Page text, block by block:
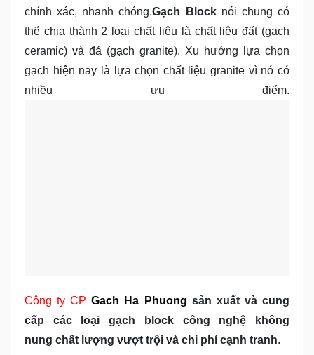
chính xác, nhanh chóng.Gạch Blocknói chung có
thể chia thành 2 loại chất liệu là chất liệu đất (gạch
ceramic) và đá (gạch granite). Xu hướng lựa chọn
gạch hiện nay là lựa chọn chất liệu granite vì nó có
nhiều ưu điểm.
Công ty CPGach Ha Phuong sản xuất và cung
cấp các loại gạch block công nghệ không
nung chất lượng vượt trội và chi phí cạnh tranh.